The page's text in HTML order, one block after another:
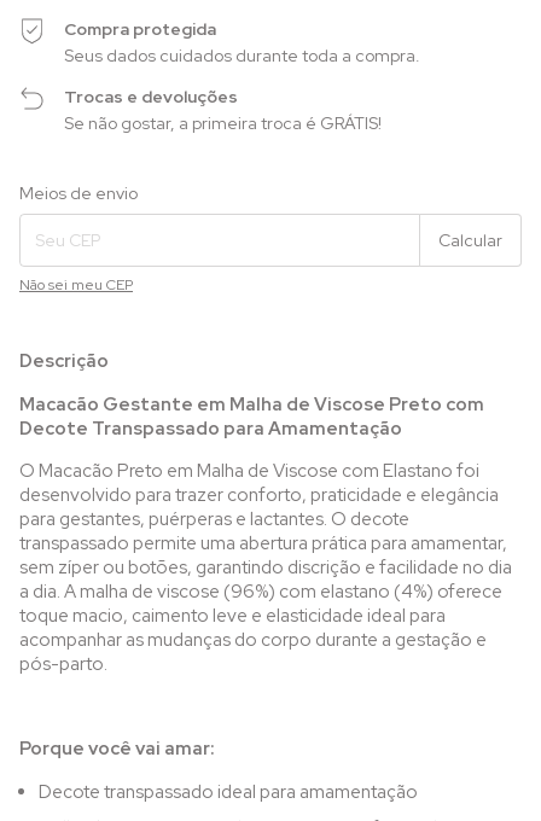
Compra protegida
Seus dados cuidados durante toda a compra.
Trocas e devoluções
Se não gostar, a primeira troca é GRÁTIS!
Entregas para o CEP:
Meios de envio
Calcular
Não sei meu CEP
Descrição
Macacão Gestante em Malha de Viscose Preto com
Decote Transpassado para Amamentação
O Macacão Preto em Malha de Viscose com Elastano foi
desenvolvido para trazer conforto, praticidade e elegância
para gestantes, puérperas e lactantes. O decote
transpassado permite uma abertura prática para amamentar,
sem zíper ou botões, garantindo discrição e facilidade no dia
a dia. A malha de viscose (96%) com elastano (4%) oferece
toque macio, caimento leve e elasticidade ideal para
acompanhar as mudanças do corpo durante a gestação e
pós-parto.
Porque você vai amar:
Decote transpassado ideal para amamentação